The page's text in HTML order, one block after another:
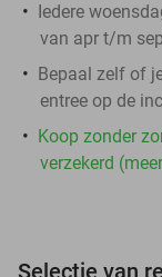
Iedere
van apr t/m
Bepaal zelf of
entree op de
Koop zonder
verzekerd
Selectie van